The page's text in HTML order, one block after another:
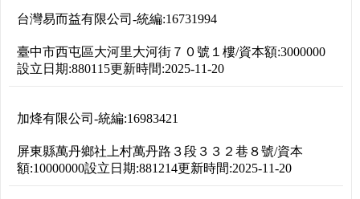
台灣易而益有限公司 -統編:16731994
臺中市西屯區大河里大河街７０號１樓/資本額:3000000
設立日期:880115更新時間:2025-11-20
加烽有限公司 -統編:16983421
屏東縣萬丹鄉社上村萬丹路３段３３２巷８號/資本
額:10000000設立日期:881214更新時間:2025-11-20